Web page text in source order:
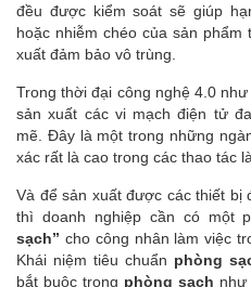
đều được kiểm soát sẽ giúp
hoặc nhiễm chéo của sản
xuất đảm bảo vô trùng.
Trong thời đại công nghệ 4.0
sản xuất các vi mạch điện tử
mẽ. Đây là một trong những
xác rất là cao trong các thao tác
Và để sản xuất được các thiết bị
thì doanh nghiệp cần có một
sạch” cho công nhân làm việc
Khái niệm tiêu chuẩn phòng
bắt buộc trong phòng sạch như